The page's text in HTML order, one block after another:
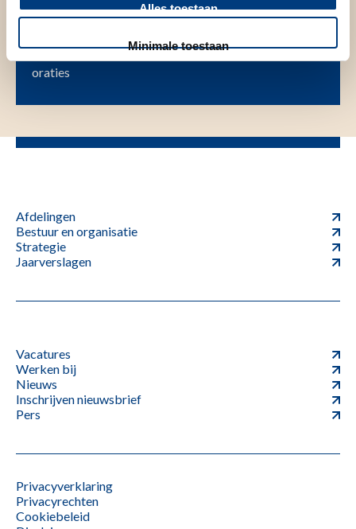
Alles toestaan
Minimale toestaan
Hoogleraren van het LUMC, publicaties en
oraties
Afdelingen
Bestuur en organisatie
Strategie
Jaarverslagen
Vacatures
Werken bij
Nieuws
Inschrijven nieuwsbrief
Pers
Privacyverklaring
Privacyrechten
Cookiebeleid